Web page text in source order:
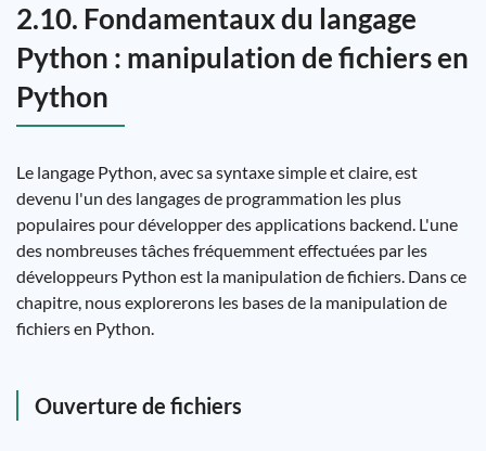
2.10. Fondamentaux du langage
Python : manipulation de fichiers en
Python
Le langage Python, avec sa syntaxe simple et claire, est
devenu l'un des langages de programmation les plus
populaires pour développer des applications backend. L'une
des nombreuses tâches fréquemment effectuées par les
développeurs Python est la manipulation de fichiers. Dans ce
chapitre, nous explorerons les bases de la manipulation de
fichiers en Python.
Ouverture de fichiers